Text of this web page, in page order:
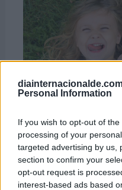
Personal Information
If you wish to opt-out of
processing of your
targeted advertising by us,
section to confirm your
opt-out request is
interest-based ads based
Día Mundial del